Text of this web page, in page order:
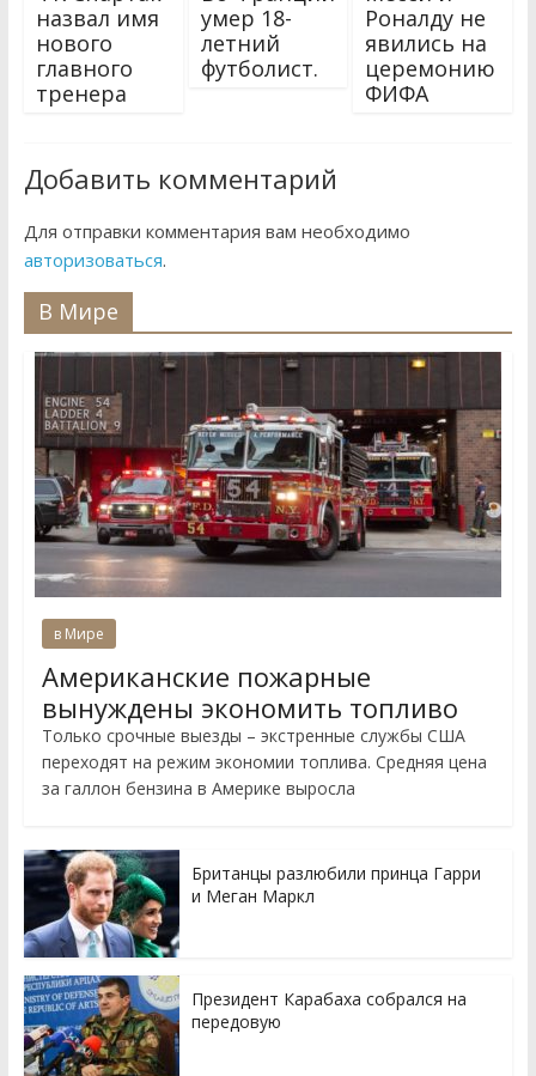
назвал имя
нового
главного
тренера
умер 18-
летний
футболист.
Роналду не
явились на
церемонию
ФИФА
Добавить комментарий
Для отправки комментария вам необходимо
авторизоваться.
В Мире
в Мире
Американские пожарные
вынуждены экономить топливо
Только срочные выезды – экстренные службы США
переходят на режим экономии топлива. Средняя цена
за галлон бензина в Америке выросла
Британцы разлюбили принца Гарри
и Меган Маркл
Президент Карабаха собрался на
передовую